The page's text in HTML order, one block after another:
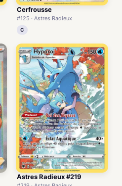
Cerfrousse
#125 · Astres Radieux
C
Astres Radieux #219